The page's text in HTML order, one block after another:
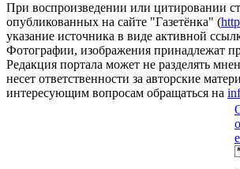
При воспроизведении или цитировании
опубликованных на сайте "Газетёнка" (
указание источника в виде активной
Фотографии, изображения принадлежат
Редакция портала может не разделять
несет ответственности за авторские
интересующим вопросам обращаться на